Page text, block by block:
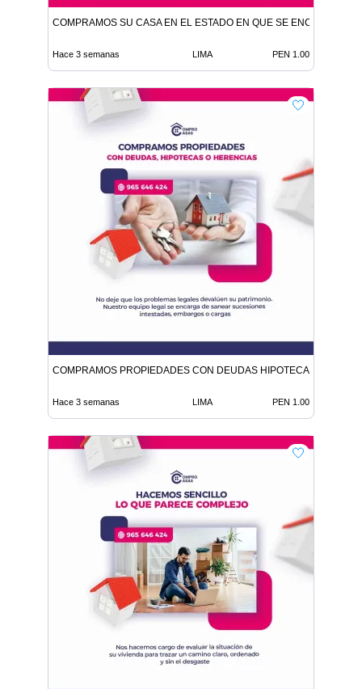
COMPRAMOS SU CASA EN EL ESTADO EN QUE SE ENCUENTRE
Hace 3 semanas LIMA PEN 1.00
COMPRAMOS PROPIEDADES CON DEUDAS HIPOTECAS O
Hace 3 semanas LIMA PEN 1.00